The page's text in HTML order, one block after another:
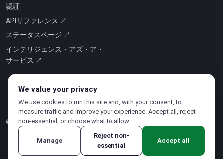
認証
APIリファレンス ↗
ステータスページ ↗
インテリジェンス・アズ・ア・
サービス ↗
© 2026 CloudSigma Holding AG.無断複写・転載を禁じます
プライバシーポリシー
We value your privacy
We use cookies to run this site and, with your consent, to
measure traffic and improve your experience. Accept all, reject
non-essential, or choose what to allow.
Manage
Reject non-
essential
Accept all